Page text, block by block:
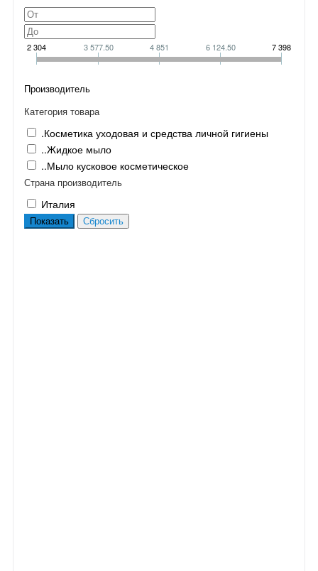
2 304 3 577.50 4 851 6 124.50 7 398
Производитель
Категория товара
.Косметика уходовая и средства личной гигиены
..Жидкое мыло
..Мыло кусковое косметическое
Страна производитель
Италия